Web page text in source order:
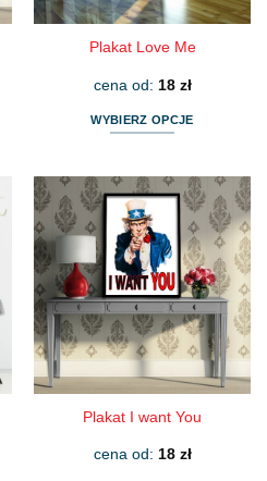
produktu
Plakat Love Me
cena od: 18 zł
WYBIERZ OPCJE
ma
wiele
wariantów.
Opcje
można
wybrać
na
stronie
produktu
Plakat I want You
cena od: 18 zł